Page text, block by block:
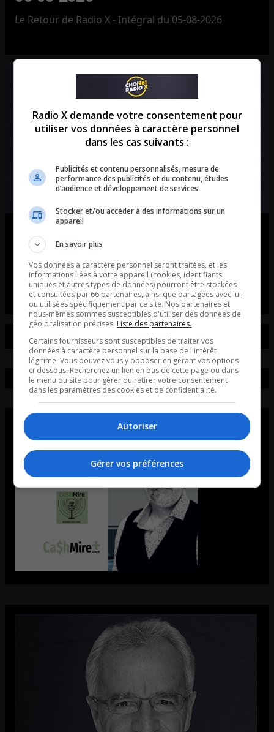
Le Retour de Radio X - Intégral du 05-08-2026
Ouellet en direct – Intégral du 05-
08-2026
Ouellet en direct - Intégral du 05-08-2026
Radio X demande votre consentement pour
utiliser vos données à caractère personnel
dans les cas suivants :
Publicités et contenu personnalisés, mesure de
performance des publicités et du contenu, études
d’audience et développement de services
Stocker et/ou accéder à des informations sur un
appareil
En savoir plus
Vos données à caractère personnel seront traitées, et les
informations liées à votre appareil (cookies, identifiants
uniques et autres types de données) pourront être stockées
et consultées par 66 partenaires, ainsi que partagées avec lui,
ou utilisées spécifiquement par ce site. Nos partenaires et
nous-mêmes sommes susceptibles d'utiliser des données de
géolocalisation précises. Liste des partenaires.
Certains fournisseurs sont susceptibles de traiter vos
données à caractère personnel sur la base de l'intérêt
légitime. Vous pouvez vous y opposer en gérant vos options
ci-dessous. Recherchez un lien en bas de cette page ou dans
le menu du site pour gérer ou retirer votre consentement
dans les paramètres des cookies et de confidentialité.
Autoriser
Gérer vos préférences